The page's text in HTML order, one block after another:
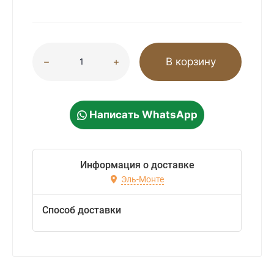
В корзину
Написать WhatsApp
Информация о доставке
Эль-Монте
Способ доставки